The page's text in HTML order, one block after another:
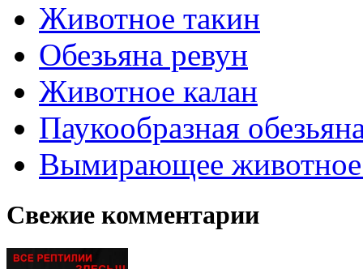
Животное такин
Обезьяна ревун
Животное калан
Паукообразная
Вымирающее
Свежие комментарии